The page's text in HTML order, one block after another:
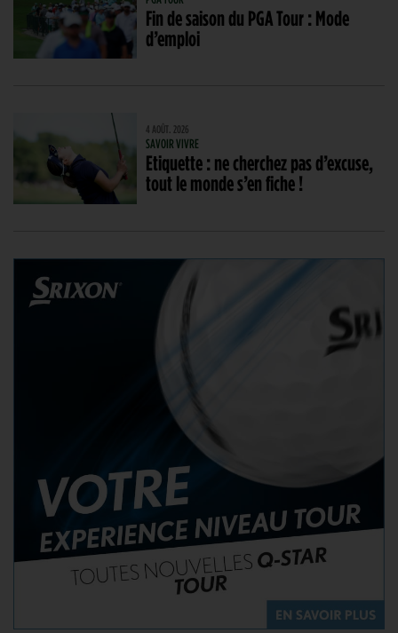
Fin de saison du PGA Tour : Mode
d’emploi
4 AOÛT. 2026
SAVOIR VIVRE
Etiquette : ne cherchez pas d’excuse,
tout le monde s’en fiche !